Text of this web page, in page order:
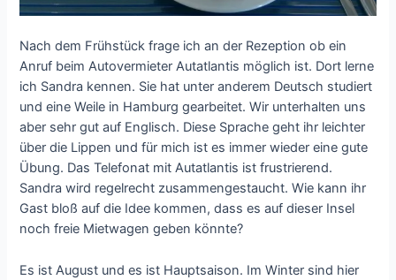
Nach dem Frühstück frage ich an der Rezeption ob ein
Anruf beim Autovermieter Autatlantis möglich ist. Dort lerne
ich Sandra kennen. Sie hat unter anderem Deutsch studiert
und eine Weile in Hamburg gearbeitet. Wir unterhalten uns
aber sehr gut auf Englisch. Diese Sprache geht ihr leichter
über die Lippen und für mich ist es immer wieder eine gute
Übung. Das Telefonat mit Autatlantis ist frustrierend.
Sandra wird regelrecht zusammengestaucht. Wie kann ihr
Gast bloß auf die Idee kommen, dass es auf dieser Insel
noch freie Mietwagen geben könnte?
Es ist August und es ist Hauptsaison. Im Winter sind hier